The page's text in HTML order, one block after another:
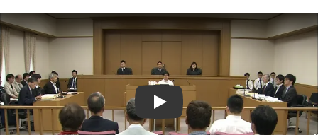
Play